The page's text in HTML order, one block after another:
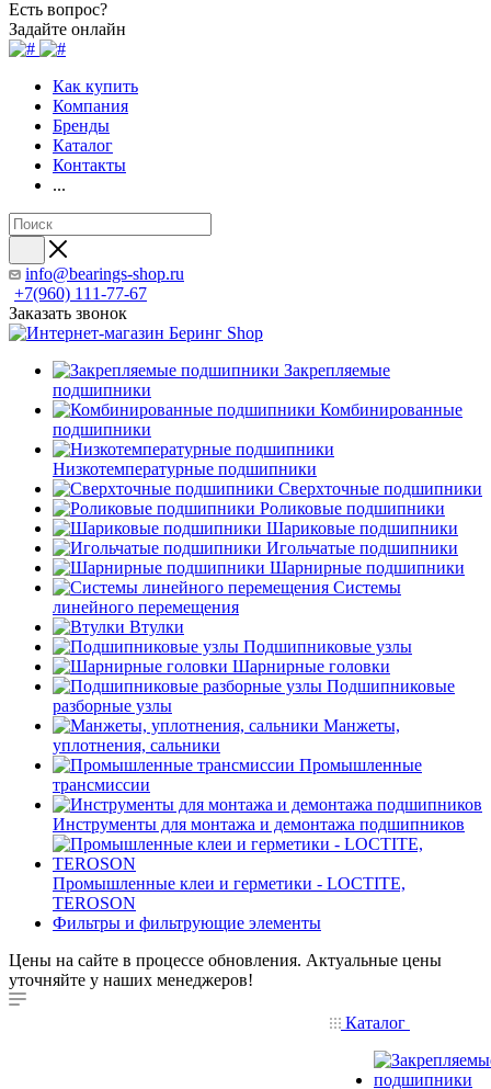
Есть вопрос?
Задайте онлайн
Как купить
Компания
Бренды
Каталог
Контакты
...
info@bearings-shop.ru
+7(960) 111-77-67
Заказать звонок
Закрепляемые
подшипники
Комбинированные
подшипники
Низкотемпературные подшипники
Сверхточные подшипники
Роликовые подшипники
Шариковые подшипники
Игольчатые подшипники
Шарнирные подшипники
Системы
линейного перемещения
Втулки
Подшипниковые узлы
Шарнирные головки
Подшипниковые
разборные узлы
Манжеты,
уплотнения, сальники
Промышленные
трансмиссии
Инструменты для монтажа и демонтажа подшипников
Промышленные клеи и герметики - LOCTITE,
TEROSON
Фильтры и фильтрующие элементы
Цены на сайте в процессе обновления. Актуальные цены
уточняйте у наших менеджеров!
Каталог